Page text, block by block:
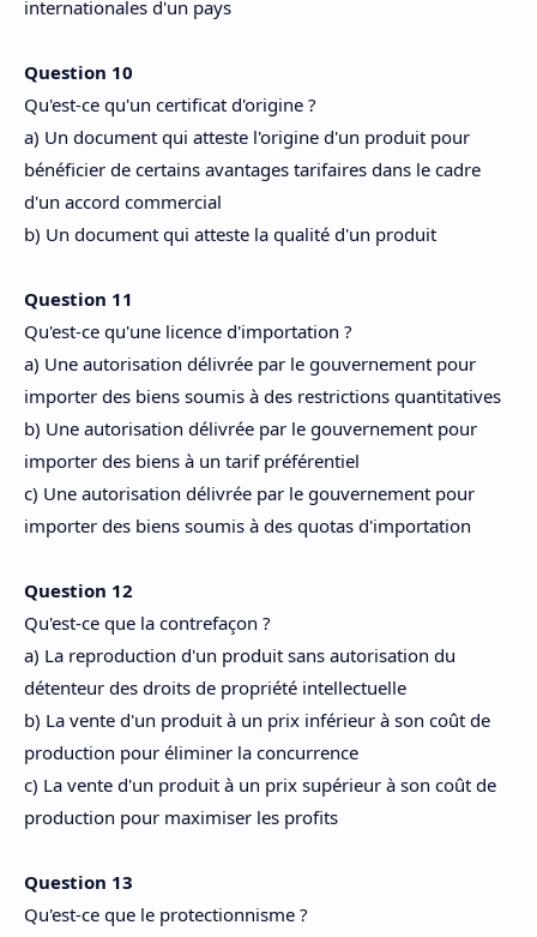
internationales d'un pays
Question 10
Qu'est-ce qu'un certificat d'origine ?
a) Un document qui atteste l'origine d'un produit pour
bénéficier de certains avantages tarifaires dans le cadre
d'un accord commercial
b) Un document qui atteste la qualité d'un produit
Question 11
Qu'est-ce qu'une licence d'importation ?
a) Une autorisation délivrée par le gouvernement pour
importer des biens soumis à des restrictions quantitatives
b) Une autorisation délivrée par le gouvernement pour
importer des biens à un tarif préférentiel
c) Une autorisation délivrée par le gouvernement pour
importer des biens soumis à des quotas d'importation
Question 12
Qu'est-ce que la contrefaçon ?
a) La reproduction d'un produit sans autorisation du
détenteur des droits de propriété intellectuelle
b) La vente d'un produit à un prix inférieur à son coût de
production pour éliminer la concurrence
c) La vente d'un produit à un prix supérieur à son coût de
production pour maximiser les profits
Question 13
Qu'est-ce que le protectionnisme ?